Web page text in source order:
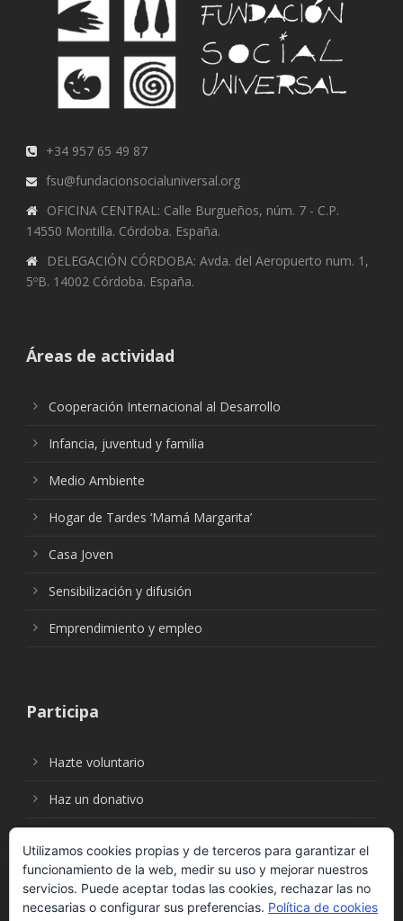
+34 957 65 49 87
fsu@fundacionsocialuniversal.org
OFICINA CENTRAL: Calle Burgueños, núm. 7 - C.P.
14550 Montilla. Córdoba. España.
DELEGACIÓN CÓRDOBA: Avda. del Aeropuerto num. 1,
5ºB. 14002 Córdoba. España.
Áreas de actividad
Cooperación Internacional al Desarrollo
Infancia, juventud y familia
Medio Ambiente
Hogar de Tardes ‘Mamá Margarita’
Casa Joven
Sensibilización y difusión
Emprendimiento y empleo
Participa
Hazte voluntario
Haz un donativo
Síguenos en:
Utilizamos cookies propias y de terceros para garantizar el
funcionamiento de la web, medir su uso y mejorar nuestros
servicios. Puede aceptar todas las cookies, rechazar las no
necesarias o configurar sus preferencias. Política de cookies